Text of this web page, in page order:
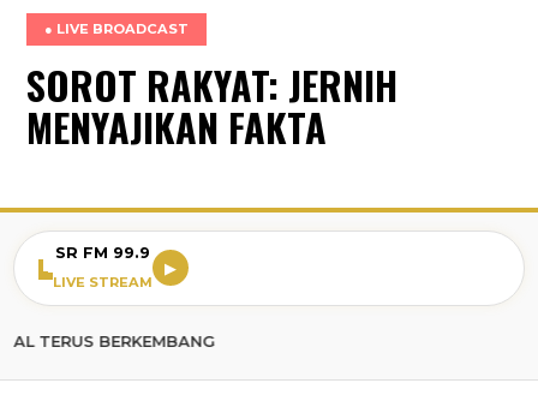
● LIVE BROADCAST
SOROT RAKYAT: JERNIH
MENYAJIKAN FAKTA
SR FM 99.9
LIVE STREAM
▶